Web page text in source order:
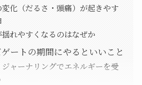
化（だるさ・頭痛）が起きやす
れやすくなるのはなぜか
ゲートの期間にやるといいこと
ャーナリングでエネルギーを受